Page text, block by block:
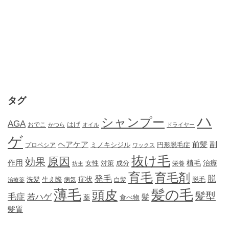
タグ
AGA おでこ かつら はげ オイル シャンプー ドライヤー ハ
ゲ プロペシア ヘアケア ミノキシジル ワックス 円形脱毛症 前髪 副
作用 効果 原因 坊主 女性 対策 成分 抜け毛 栄養 植毛 治療
治療薬 洗髪 生え際 病気 症状 発毛 白髪 育毛育毛剤 脱毛 脱
毛症 若ハゲ 薄毛 薬 頭皮 食べ物 髪 髪の毛髪型
髪質